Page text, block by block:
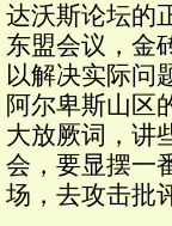
达沃斯论坛的
东盟会议，金
以解决实际问
阿尔卑斯山区
大放厥词，讲
会，要显摆一
场，去攻击批